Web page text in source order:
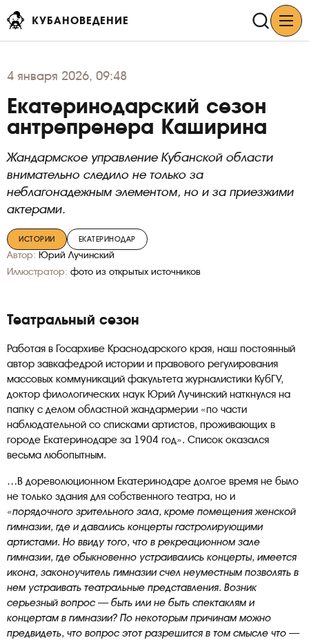
КУБАНОВЕДЕНИЕ
4 января 2026, 09:48
Екатеринодарский сезон
антрепренера Каширина
Жандармское управление Кубанской области
внимательно следило не только за
неблагонадежным элементом, но и за приезжими
актерами.
ИСТОРИИ ЕКАТЕРИНОДАР
Автор: Юрий Лучинский
Иллюстратор: фото из открытых источников
Театральный сезон
Работая в Госархиве Краснодарского края, наш постоянный
автор завкафедрой истории и правового регулирования
массовых коммуникаций факультета журналистики КубГУ,
доктор филологических наук Юрий Лучинский наткнулся на
папку с делом областной жандармерии «по части
наблюдательной со списками артистов, проживающих в
городе Екатеринодаре за 1904 год». Список оказался
весьма любопытным.
…В дореволюционном Екатеринодаре долгое время не было
не только здания для собственного театра, но и
«порядочного зрительного зала, кроме помещения женской
гимназии, где и давались концерты гастролирующими
артистами. Но ввиду того, что в рекреационном зале
гимназии, где обыкновенно устраивались концерты, имеется
икона, законоучитель гимназии счел неуместным позволять в
нем устраивать театральные представления. Возник
серьезный вопрос — быть или не быть спектаклям и
концертам в гимназии? По некоторым причинам можно
предвидеть, что вопрос этот разрешится в том смысле что —